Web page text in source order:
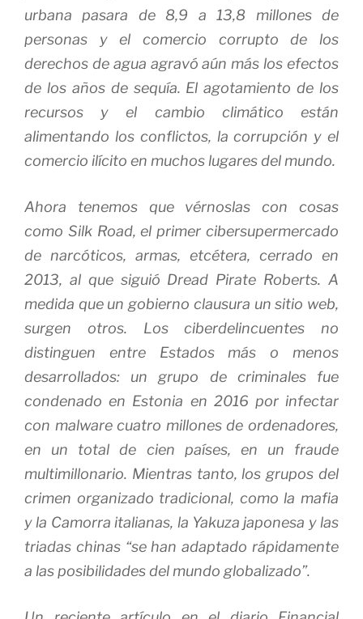
urbana pasara de 8,9 a 13,8 millones de
personas y el comercio corrupto de los
derechos de agua agravó aún más los efectos
de los años de sequía. El agotamiento de los
recursos y el cambio climático están
alimentando los conflictos, la corrupción y el
comercio ilícito en muchos lugares del mundo.
Ahora tenemos que vérnoslas con cosas
como Silk Road, el primer cibersupermercado
de narcóticos, armas, etcétera, cerrado en
2013, al que siguió Dread Pirate Roberts. A
medida que un gobierno clausura un sitio web,
surgen otros. Los ciberdelincuentes no
distinguen entre Estados más o menos
desarrollados: un grupo de criminales fue
condenado en Estonia en 2016 por infectar
con malwarecuatro millones de ordenadores,
en un total de cien países, en un fraude
multimillonario. Mientras tanto, los grupos del
crimen organizado tradicional, como la mafia
y la Camorra italianas, la Yakuza japonesa y las
triadas chinas “se han adaptado rápidamente
a las posibilidades del mundo globalizado”.